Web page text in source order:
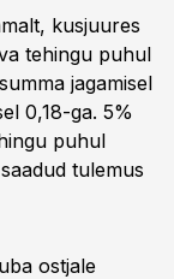
kusjuures
tehingu puhul
jagamisel
0,18-ga. 5%
puhul
tulemus
ostjale